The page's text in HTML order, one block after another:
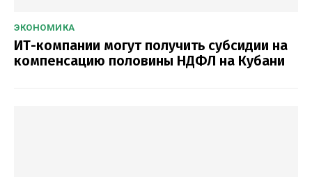
ЭКОНОМИКА
ИТ-компании могут получить субсидии на
компенсацию половины НДФЛ на Кубани